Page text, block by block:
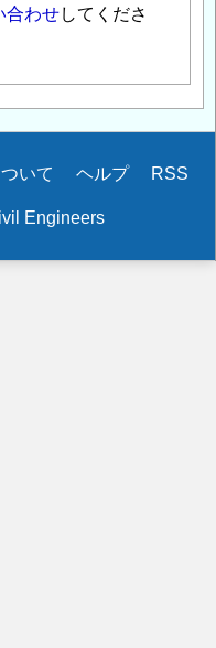
合わせしてくださ
いて ヘルプ RSS
Engineers